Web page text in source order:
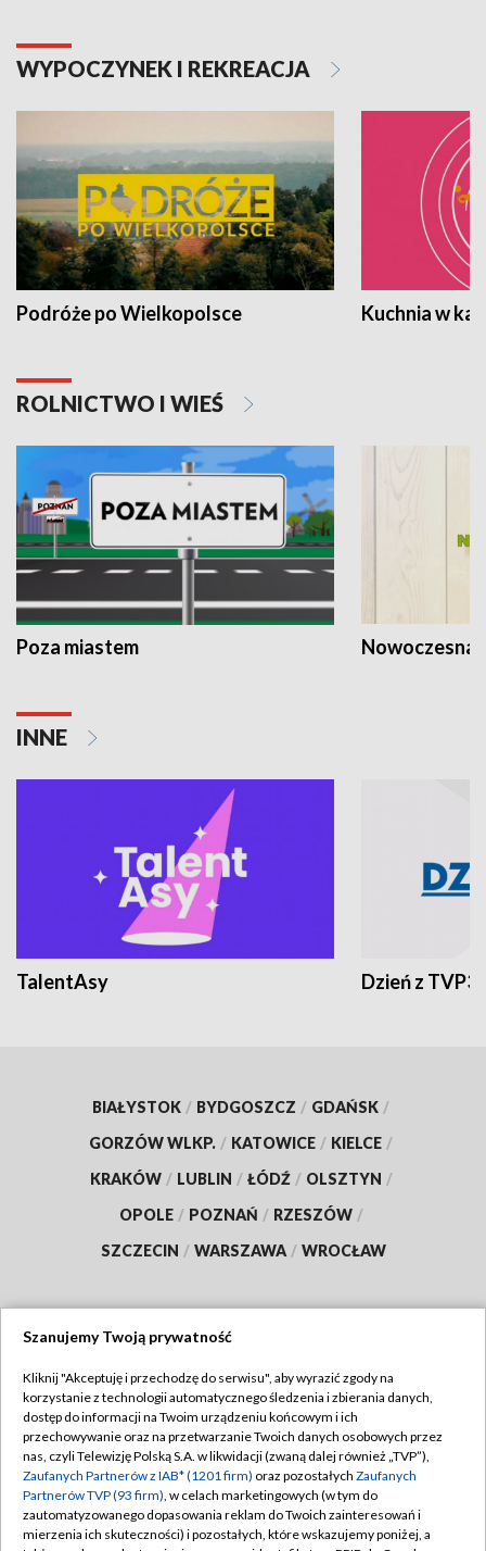
WYPOCZYNEK I REKREACJA
Podróże po Wielkopolsce Kuchnia w
ROLNICTWO I WIEŚ
Poza miastem Nowoczesna
INNE
TalentAsy Dzień z TVP3
BIAŁYSTOK / BYDGOSZCZ / GDAŃSK /
GORZÓW WLKP. / KATOWICE / KIELCE /
KRAKÓW / LUBLIN / ŁÓDŹ / OLSZTYN /
OPOLE / POZNAŃ / RZESZÓW /
SZCZECIN / WARSZAWA / WROCŁAW
TVP
Abonament TVP
Emisja w TVP
Centrum informacji TVP
Naziemna Telewizja Cyfrowa
Regulamin TVP
Polityka prywatności
Moje zgody
Szanujemy Twoją prywatność
Kliknij "Akceptuję i przechodzę do serwisu", aby wyrazić zgody na
korzystanie z technologii automatycznego śledzenia i zbierania danych,
dostęp do informacji na Twoim urządzeniu końcowym i ich
przechowywanie oraz na przetwarzanie Twoich danych osobowych przez
nas, czyli Telewizję Polską S.A. w likwidacji (zwaną dalej również „TVP”),
Zaufanych Partnerów z IAB* (1201 firm) oraz pozostałych Zaufanych
Partnerów TVP (93 firm), w celach marketingowych (w tym do
zautomatyzowanego dopasowania reklam do Twoich zainteresowań i
mierzenia ich skuteczności) i pozostałych, które wskazujemy poniżej, a